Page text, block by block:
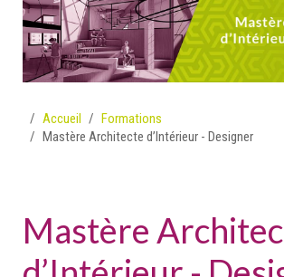
Accueil
Formations
Mastère Architecte d’Intérieur - Designer
Mastère